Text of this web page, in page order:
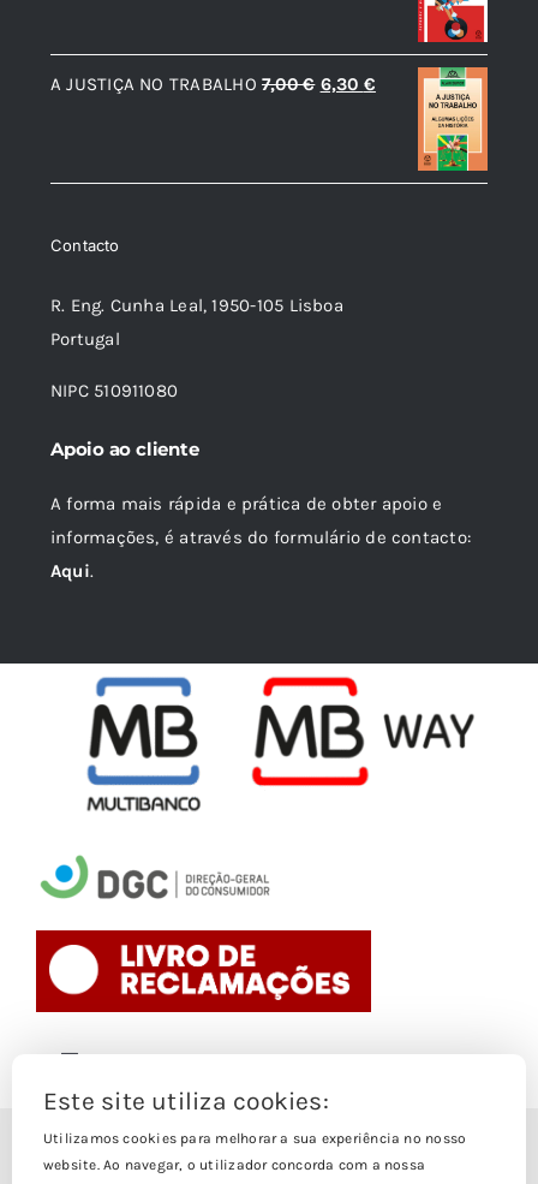
era:
20,00 €.
é:
18,00 €.
A JUSTIÇA NO TRABALHO 7,00€ O
era:
6,30 €O
é:
Contacto
R. Eng. Cunha Leal, 1950-105 Lisboa
Portugal
NIPC 510911080
Apoio ao cliente
A forma mais rápida e prática de obter apoio e
informações, é através do formulário de contacto:
Aqui.
Navigation
© Copyright 1988- 2026
Este site utiliza cookies:
Utilizamos cookies para melhorar a sua experiência no nosso
website. Ao navegar, o utilizador concorda com a nossa